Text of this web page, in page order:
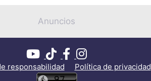
Anuncios
responsabilidad Política de privacidad